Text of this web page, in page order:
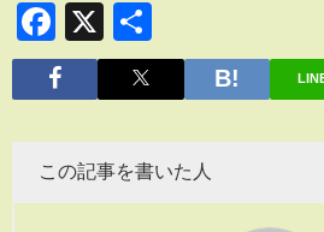
Facebook
X
有
この記事を書いた人